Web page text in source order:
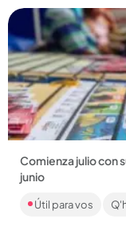
Comienza julio con
junio
En Q’HUBO le
de Huila,
Útil para vos